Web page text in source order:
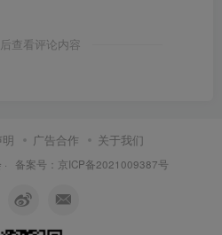
查看评论内容
广告合作 关于我们
· 备案号：京ICP备2021009387号